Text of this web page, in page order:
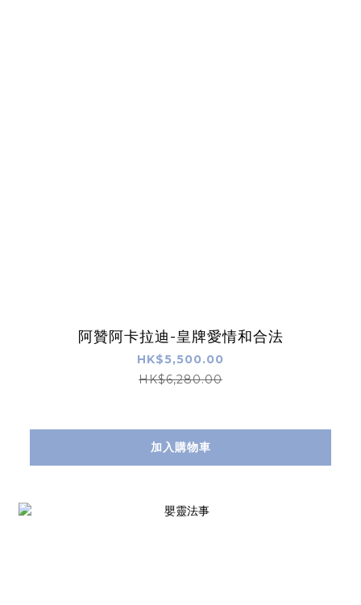
阿贊阿卡拉迪-皇牌愛情和合法
HK$5,500.00
HK$6,280.00
加入購物車